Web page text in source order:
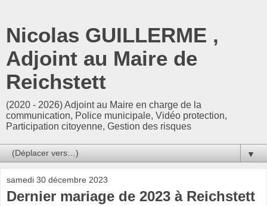
Nicolas GUILLERME ,
Adjoint au Maire de
Reichstett
(2020 - 2026) Adjoint au Maire en charge de la
communication, Police municipale, Vidéo protection,
Participation citoyenne, Gestion des risques
▼
samedi 30 décembre 2023
Dernier mariage de 2023 à Reichstett